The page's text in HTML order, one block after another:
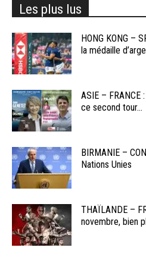
Les plus lus
HONG KONG –
la médaille
ASIE – FRANCE
ce second tour...
BIRMANIE –
Nations Unies
THAÏLANDE –
novembre, bien